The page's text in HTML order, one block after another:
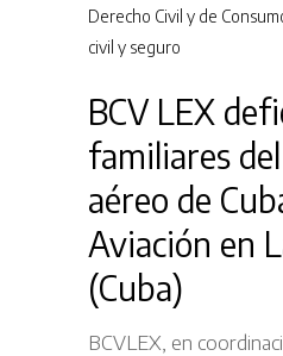
Derecho Civil y de
civil y seguro
BCV LEX
familiares
aéreo de
Aviación en
(Cuba)
BCVLEX, en